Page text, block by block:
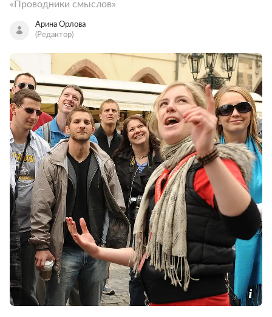
«Проводники смыслов»
Арина Орлова
(Редактор)